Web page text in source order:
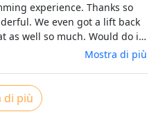
experience. Thanks so
We even got a lift back
as well so much. Would do it
Mostra di più
di più